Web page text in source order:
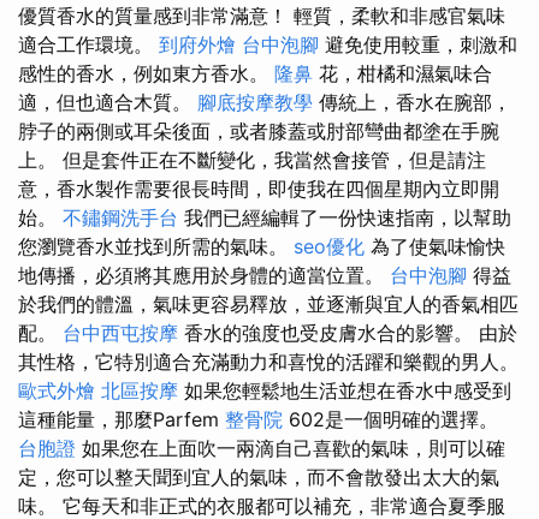
優質香水的質量感到非常滿意！ 輕質，柔軟和非感官氣味
適合工作環境。 到府外燴 台中泡腳 避免使用較重，刺激和
感性的香水，例如東方香水。 隆鼻 花，柑橘和濕氣味合
適，但也適合木質。 腳底按摩教學 傳統上，香水在腕部，
脖子的兩側或耳朵後面，或者膝蓋或肘部彎曲都塗在手腕
上。 但是套件正在不斷變化，我當然會接管，但是請注
意，香水製作需要很長時間，即使我在四個星期內立即開
始。 不鏽鋼洗手台 我們已經編輯了一份快速指南，以幫助
您瀏覽香水並找到所需的氣味。 seo優化 為了使氣味愉快
地傳播，必須將其應用於身體的適當位置。 台中泡腳 得益
於我們的體溫，氣味更容易釋放，並逐漸與宜人的香氣相匹
配。 台中西屯按摩 香水的強度也受皮膚水合的影響。 由於
其性格，它特別適合充滿動力和喜悅的活躍和樂觀的男人。
歐式外燴 北區按摩 如果您輕鬆地生活並想在香水中感受到
這種能量，那麼Parfem 整骨院 602是一個明確的選擇。
台胞證 如果您在上面吹一兩滴自己喜歡的氣味，則可以確
定，您可以整天聞到宜人的氣味，而不會散發出太大的氣
味。 它每天和非正式的衣服都可以補充，非常適合夏季服